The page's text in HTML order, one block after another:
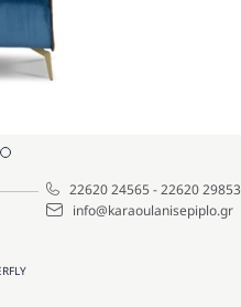
22620 24565-22620 29853
info@karaoulanisepiplo.gr